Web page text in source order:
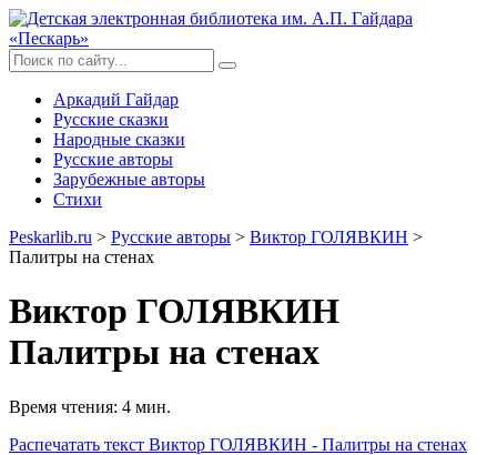
Аркадий Гайдар
Русские сказки
Народные сказки
Русские авторы
Зарубежные авторы
Стихи
Peskarlib.ru > Русские авторы > Виктор ГОЛЯВКИН >
Палитры на стенах
Виктор ГОЛЯВКИН
Палитры на стенах
Время чтения: 4 мин.
Распечатать текст Виктор ГОЛЯВКИН - Палитры на стенах